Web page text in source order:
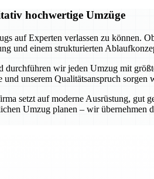
hochwertige Umzüge
auf Experten verlassen zu können.
und einem strukturierten
wir jeden Umzug mit
unserem Qualitätsanspruch
setzt auf moderne Ausrüstung, gut
Umzug planen – wir übernehmen